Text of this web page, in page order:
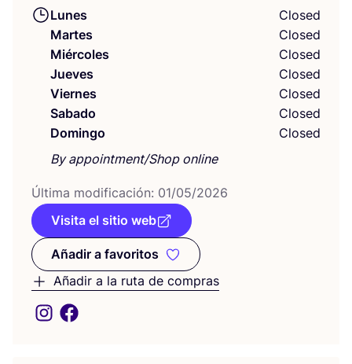
Lunes
Closed
Martes
Closed
Miércoles
Closed
Jueves
Closed
Viernes
Closed
Sabado
Closed
Domingo
Closed
By appointment/Shop online
Últi­ma modi­fi­ca­ción: 01/05/2026
Visita el sitio web
Añadir a favoritos
Añadir a favoritos
Añadir a la ruta de compras